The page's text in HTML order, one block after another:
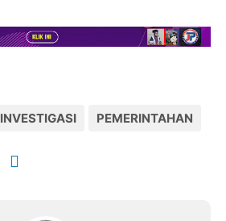
INVESTIGASI PEMERINTAHAN